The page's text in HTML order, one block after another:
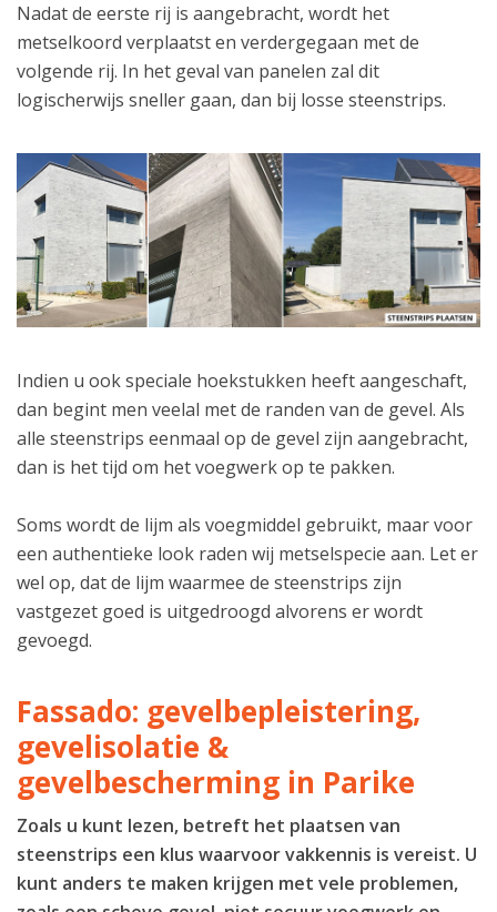
Nadat de eerste rij is aangebracht, wordt het
metselkoord verplaatst en verdergegaan met de
volgende rij. In het geval van panelen zal dit
logischerwijs sneller gaan, dan bij losse steenstrips.
Indien u ook speciale hoekstukken heeft aangeschaft,
dan begint men veelal met de randen van de gevel. Als
alle steenstrips eenmaal op de gevel zijn aangebracht,
dan is het tijd om het voegwerk op te pakken.
Soms wordt de lijm als voegmiddel gebruikt, maar voor
een authentieke look raden wij metselspecie aan. Let er
wel op, dat de lijm waarmee de steenstrips zijn
vastgezet goed is uitgedroogd alvorens er wordt
gevoegd.
Fassado: gevelbepleistering,
gevelisolatie &
gevelbescherming in Parike
Zoals u kunt lezen, betreft het plaatsen van
steenstrips een klus waarvoor vakkennis is vereist. U
kunt anders te maken krijgen met vele problemen,